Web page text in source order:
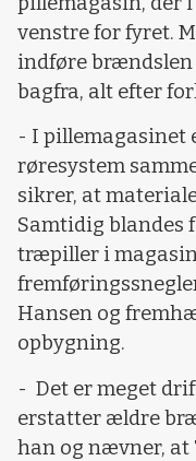
venstre for fyret.
indføre brændslen
bagfra, alt efter
- I pillemagasinet
røresystem
sikrer, at
Samtidig blandes
træpiller i
Hansen og
opbygning.
- Det er meget
erstatter ældre
han og nævner,